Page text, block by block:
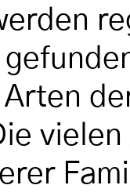
vielen